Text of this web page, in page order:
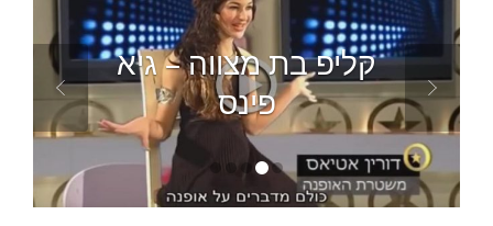
קליפ בת מצווה – גיא
פינס